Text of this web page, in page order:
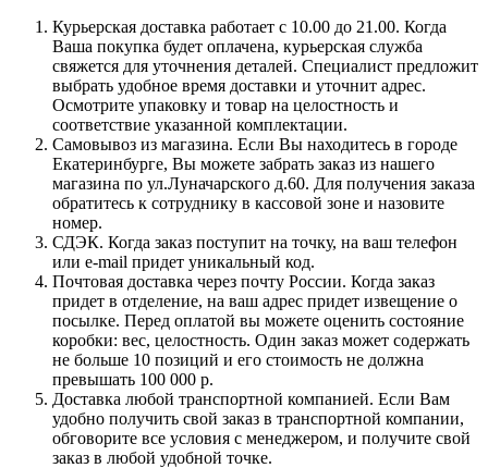
Курьерская доставка работает с 10.00 до 21.00. Когда
Ваша покупка будет оплачена, курьерская служба
свяжется для уточнения деталей. Специалист предложит
выбрать удобное время доставки и уточнит адрес.
Осмотрите упаковку и товар на целостность и
соответствие указанной комплектации.
Самовывоз из магазина. Если Вы находитесь в городе
Екатеринбурге, Вы можете забрать заказ из нашего
магазина по ул.Луначарского д.60. Для получения заказа
обратитесь к сотруднику в кассовой зоне и назовите
номер.
СДЭК. Когда заказ поступит на точку, на ваш телефон
или e-mail придет уникальный код.
Почтовая доставка через почту России. Когда заказ
придет в отделение, на ваш адрес придет извещение о
посылке. Перед оплатой вы можете оценить состояние
коробки: вес, целостность. Один заказ может содержать
не больше 10 позиций и его стоимость не должна
превышать 100 000 р.
Доставка любой транспортной компанией. Если Вам
удобно получить свой заказ в транспортной компании,
обговорите все условия с менеджером, и получите свой
заказ в любой удобной точке.